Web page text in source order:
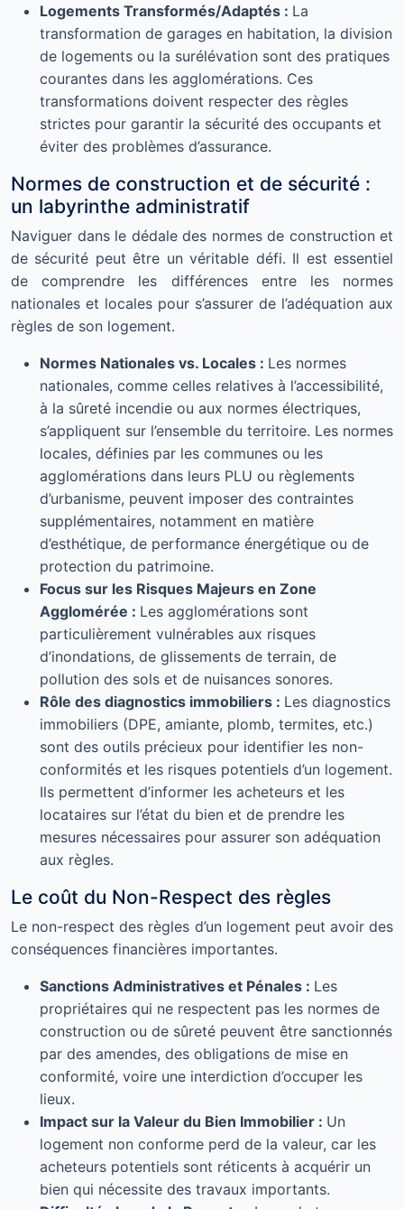
Logements Transformés/Adaptés : La
transformation de garages en habitation, la division
de logements ou la surélévation sont des pratiques
courantes dans les agglomérations. Ces
transformations doivent respecter des règles
strictes pour garantir la sécurité des occupants et
éviter des problèmes d’assurance.
Normes de construction et de sécurité :
un labyrinthe administratif
Naviguer dans le dédale des normes de construction et
de sécurité peut être un véritable défi. Il est essentiel
de comprendre les différences entre les normes
nationales et locales pour s’assurer de l’adéquation aux
règles de son logement.
Normes Nationales vs. Locales : Les normes
nationales, comme celles relatives à l’accessibilité,
à la sûreté incendie ou aux normes électriques,
s’appliquent sur l’ensemble du territoire. Les normes
locales, définies par les communes ou les
agglomérations dans leurs PLU ou règlements
d’urbanisme, peuvent imposer des contraintes
supplémentaires, notamment en matière
d’esthétique, de performance énergétique ou de
protection du patrimoine.
Focus sur les Risques Majeurs en Zone
Agglomérée : Les agglomérations sont
particulièrement vulnérables aux risques
d’inondations, de glissements de terrain, de
pollution des sols et de nuisances sonores.
Rôle des diagnostics immobiliers : Les diagnostics
immobiliers (DPE, amiante, plomb, termites, etc.)
sont des outils précieux pour identifier les non-
conformités et les risques potentiels d’un logement.
Ils permettent d’informer les acheteurs et les
locataires sur l’état du bien et de prendre les
mesures nécessaires pour assurer son adéquation
aux règles.
Le coût du Non-Respect des règles
Le non-respect des règles d’un logement peut avoir des
conséquences financières importantes.
Sanctions Administratives et Pénales : Les
propriétaires qui ne respectent pas les normes de
construction ou de sûreté peuvent être sanctionnés
par des amendes, des obligations de mise en
conformité, voire une interdiction d’occuper les
lieux.
Impact sur la Valeur du Bien Immobilier : Un
logement non conforme perd de la valeur, car les
acheteurs potentiels sont réticents à acquérir un
bien qui nécessite des travaux importants.